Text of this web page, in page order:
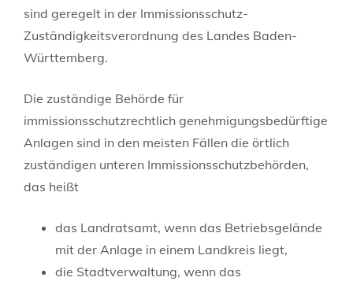
sind geregelt in der Immissionsschutz-
Zuständigkeitsverordnung des Landes Baden-
Württemberg.
Die zuständige Behörde für
immissionsschutzrechtlich genehmigungsbedürftige
Anlagen sind in den meisten Fällen die örtlich
zuständigen unteren Immissionsschutzbehörden,
das heißt
das Landratsamt, wenn das Betriebsgelände
mit der Anlage in einem Landkreis liegt,
die Stadtverwaltung, wenn das